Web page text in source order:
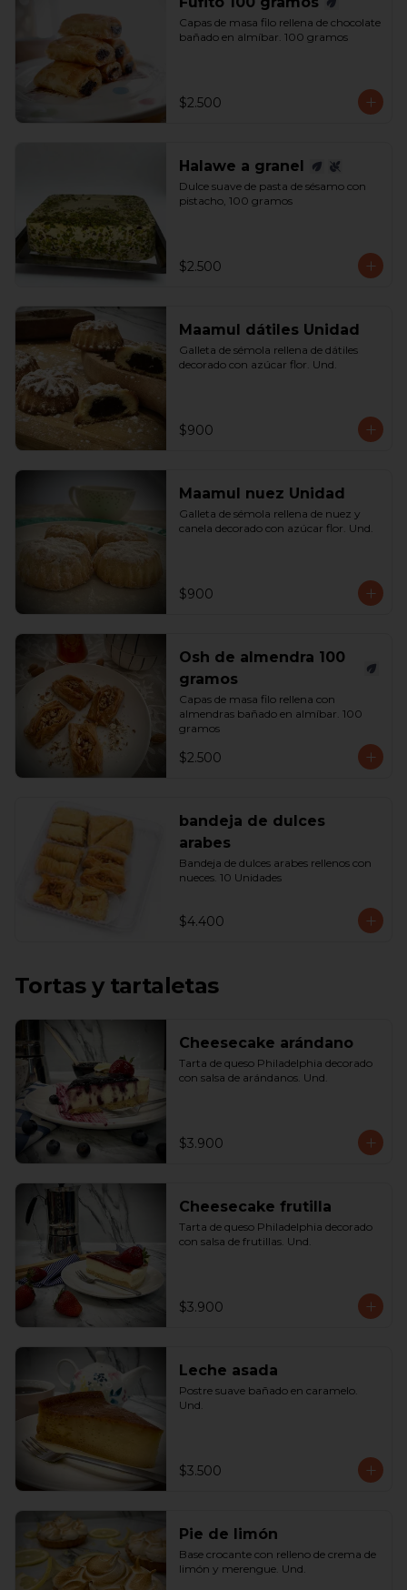
Capas de masa filo rellena de chocolate
bañado en almíbar. 100 gramos
$2.500
Halawe a granel
Dulce suave de pasta de sésamo con
pistacho, 100 gramos
$2.500
Maamul dátiles Unidad
Galleta de sémola rellena de dátiles
decorado con azúcar flor. Und.
$900
Maamul nuez Unidad
Galleta de sémola rellena de nuez y
canela decorado con azúcar flor. Und.
$900
Osh de almendra 100
gramos
Capas de masa filo rellena con
almendras bañado en almíbar. 100
gramos
$2.500
bandeja de dulces
arabes
Bandeja de dulces arabes rellenos con
nueces. 10 Unidades
$4.400
Tortas y tartaletas
Cheesecake arándano
Tarta de queso Philadelphia decorado
con salsa de arándanos. Und.
$3.900
Cheesecake frutilla
Tarta de queso Philadelphia decorado
con salsa de frutillas. Und.
$3.900
Leche asada
Postre suave bañado en caramelo.
Und.
$3.500
Pie de limón
Base crocante con relleno de crema de
limón y merengue. Und.